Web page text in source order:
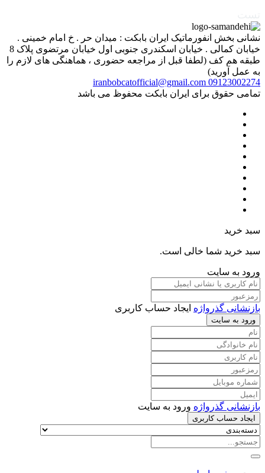
نشانی بخش انفورماتیک ایران بابکت : میدان حر . خ امام خمینی .
خیابان کمالی . خیابان اسکندری جنوبی اول خیابان مرتضوی پلاک 8
طبقه هم کف (لطفا قبل از مراجعه حضوری ، هماهنگی های لازم را
به عمل آورید)
09123002274
iranbobcatofficial@gmail.com
تمامی حقوق برای ایران بابکت محفوظ می باشد
سبد خرید
سبد خرید شما خالی است.
ورود به سایت
بازنشانی گذرواژه ایجاد حساب کاربری
ورود به سایت
بازنشانی گذرواژه ورود به سایت
ایجاد حساب کاربری